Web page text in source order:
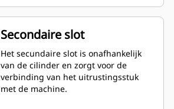
Secondaire slot
Het secundaire slot is onafhankelijk
van de cilinder en zorgt voor de
verbinding van het uitrustingsstuk
met de machine.